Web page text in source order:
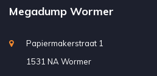
Megadump Wormer
Papiermakerstraat 1
1531 NA Wormer